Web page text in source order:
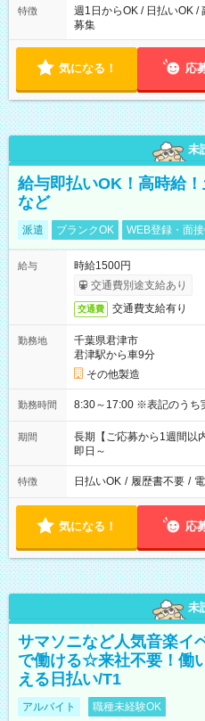
特徴
週1日からOK / 日払いOK /
募集
気になる！ 応
未
給与即払いOK！高時給
など
派遣 ブランクOK WEB登録・面
給与
時給1500円
交通費別途支給あり
交通費 交通費支給有り
勤務地
千葉県君津市
君津駅から車9分
その他製造
勤務時間 8:30～17:00 ※表記
期間
長期【ご応募から1週間以
即日～
特徴 日払いOK / 履歴書不要 /
気になる！ 応
未
サマソニなど人気音楽イ
で働ける☆来社不要！働
える日払い/T1
アルバイト 職種未経験OK